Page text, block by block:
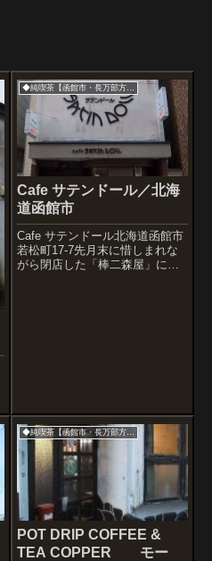
Cafe サテンドール／北海
道函館市
Cafe サテンドール北海道函館市
若松町17-7先月末に惜しまれな
がら閉店した「棒二森屋」によ
POT DRIP COFFEE &
TEA COPPER モー